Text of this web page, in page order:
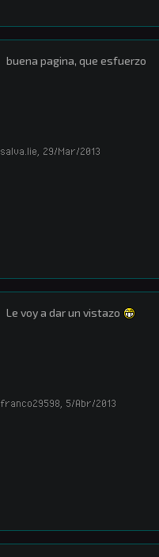
buena pagina, que esfuerzo
salva.lie 29/Mar/2013
Le voy a dar un vistazo
franco29598 5/Abr/2013